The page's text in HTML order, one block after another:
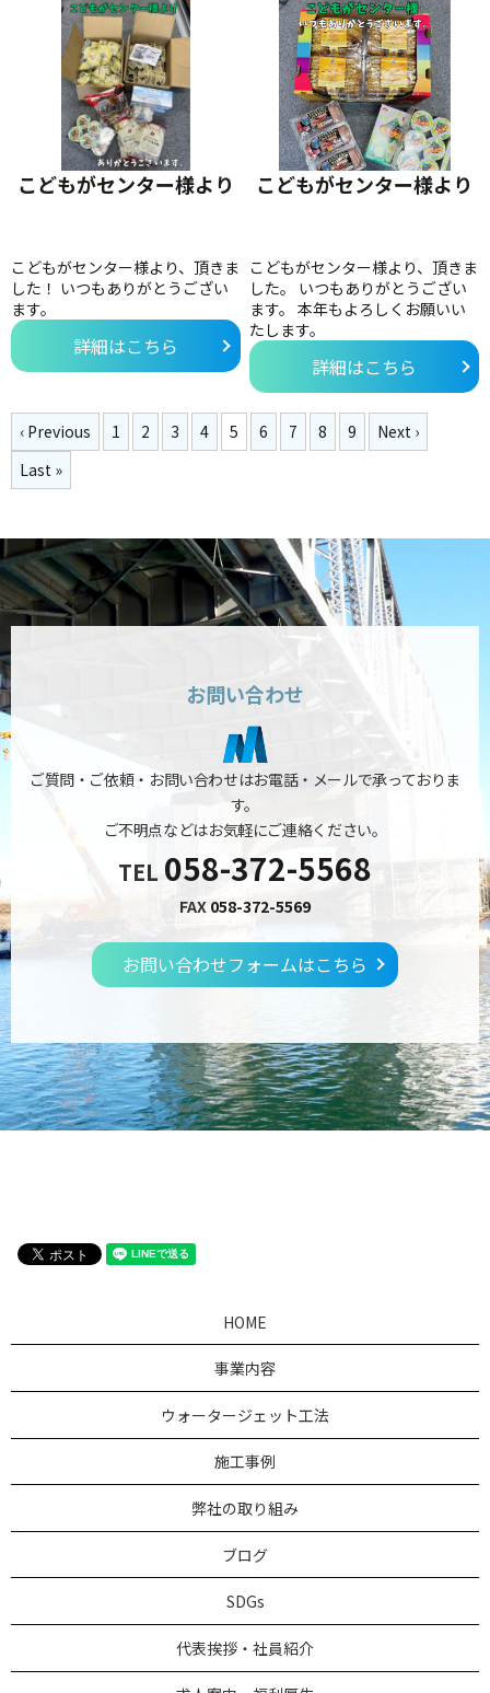
こどもがセンター様より
こどもがセンター様より、頂きま
した！ いつもありがとうござい
ます。
詳細はこちら
こどもがセンター様より
こどもがセンター様より、頂きま
した。 いつもありがとうござい
ます。 本年もよろしくお願いい
たします。
詳細はこちら
‹ Previous 1 2 3 4 5 6 7 8 9
Next ›
Last »
お問い合わせ
ご質問・ご依頼・お問い合わせはお電話・メールで承っておりま
す。
ご不明点などはお気軽にご連絡ください。
TEL 058-372-5568
FAX 058-372-5569
お問い合わせフォームはこちら
HOME
事業内容
ウォータージェット工法
施工事例
弊社の取り組み
ブログ
SDGs
代表挨拶・社員紹介